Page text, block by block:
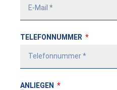
TELEFONNUMMER
ANLIEGEN